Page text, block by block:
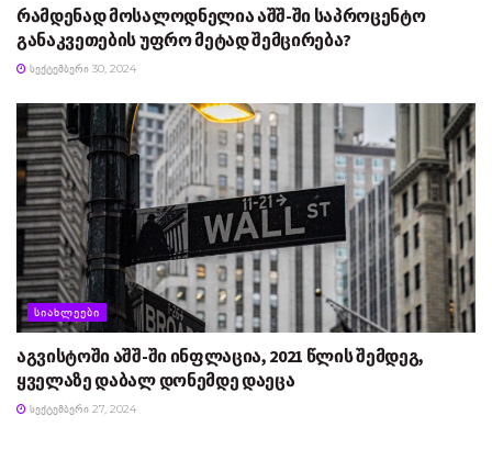
რამდენად მოსალოდნელია აშშ-ში საპროცენტო
განაკვეთების უფრო მეტად შემცირება?
ᲡᲔᲥᲢᲔᲛᲑᲔᲠᲘ 30, 2024
ᲡᲘᲐᲮᲚᲔᲔᲑᲘ
აგვისტოში აშშ-ში ინფლაცია, 2021 წლის შემდეგ,
ყველაზე დაბალ დონემდე დაეცა
ᲡᲔᲥᲢᲔᲛᲑᲔᲠᲘ 27, 2024